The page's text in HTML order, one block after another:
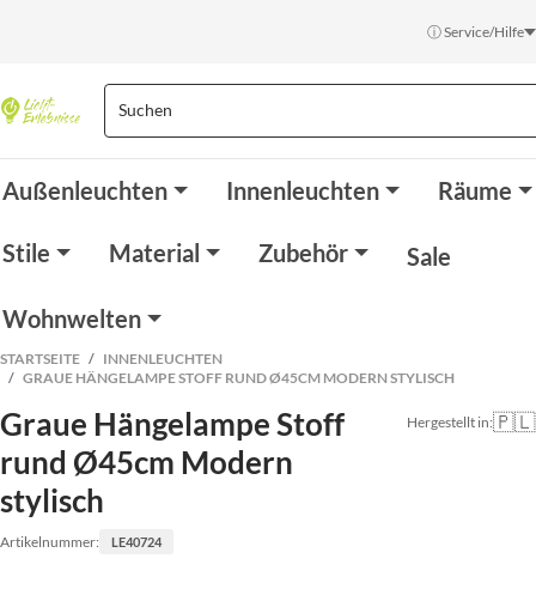
ⓘ Service/Hilfe
Außenleuchten Innenleuchten Räume
Stile Material Zubehör Sale
Wohnwelten
STARTSEITE
INNENLEUCHTEN
GRAUE HÄNGELAMPE STOFF RUND Ø45CM MODERN STYLISCH
Graue Hängelampe Stoff
rund Ø45cm Modern
stylisch
Artikelnummer: LE40724
Hergestellt in:🇵🇱